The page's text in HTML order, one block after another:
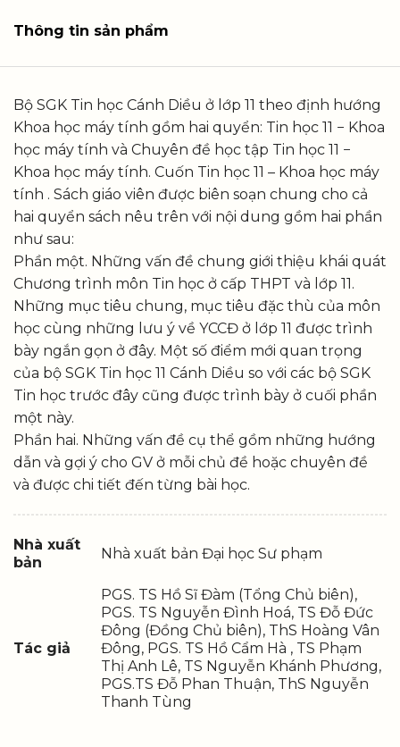
Thông tin sản phẩm
Bộ SGK Tin học Cánh Diều ở lớp 11 theo định hướng
Khoa học máy tính gồm hai quyển: Tin học 11 − Khoa
học máy tính và Chuyên đề học tập Tin học 11 −
Khoa học máy tính. Cuốn Tin học 11 – Khoa học máy
tính . Sách giáo viên được biên soạn chung cho cả
hai quyển sách nêu trên với nội dung gồm hai phần
như sau:
Phần một. Những vấn đề chung giới thiệu khái quát
Chương trình môn Tin học ở cấp THPT và lớp 11.
Những mục tiêu chung, mục tiêu đặc thù của môn
học cùng những lưu ý về YCCĐ ở lớp 11 được trình
bày ngắn gọn ở đây. Một số điểm mới quan trọng
của bộ SGK Tin học 11 Cánh Diều so với các bộ SGK
Tin học trước đây cũng được trình bày ở cuối phần
một này.
Phần hai. Những vấn đề cụ thể gồm những hướng
dẫn và gợi ý cho GV ở mỗi chủ đề hoặc chuyên đề
và được chi tiết đến từng bài học.
Nhà xuất
bản
Nhà xuất bản Đại học Sư phạm
Tác giả
PGS. TS Hồ Sĩ Đàm (Tổng Chủ biên),
PGS. TS Nguyễn Đình Hoá, TS Đỗ Đức
Đông (Đồng Chủ biên), ThS Hoàng Vân
Đông, PGS. TS Hồ Cẩm Hà , TS Phạm
Thị Anh Lê, TS Nguyễn Khánh Phương,
PGS.TS Đỗ Phan Thuận, ThS Nguyễn
Thanh Tùng